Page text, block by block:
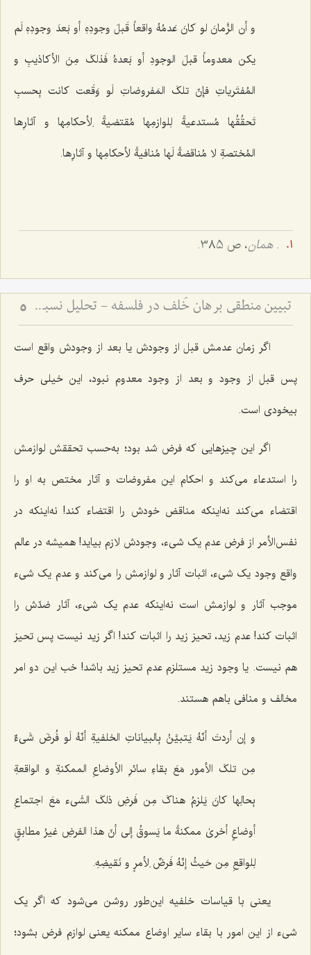
و أن الزَّمانَ لو کانَ عَدمُهُ واقعاً قَبلَ وجودِهِ أو بَعدَ وجودِهِ لَم
یکن مَعدوماً قبلَ الوجودِ أو بَعدهُ فَذلکَ مِنَ الأکاذیبِ و
المُفتَریاتِ فإنّ تلکَ المَفروضاتِ لَو وَقَعت کانت بِحسبِ
تَحقُقُها مُستدعیةً لِلوازمِها مُقتضیةً لِأحکامِها و آثارِها
المُختصةِ لا مُناقضةً لَها مُنافیةً لأحکامِها و آثارِها.
.همان، ص 385.
تبیین منطقی برهان خُلف در فلسفه - تحلیل نسبت میان فرضِ محال و اثبات واقعیت 5
اگر زمان عدمش قبل از وجودش یا بعد از وجودش واقع است
پس قبل از وجود و بعد از وجود معدوم نبود، این خیلی حرف
بیخودی است.
اگر این چیزهایى که فرض شد بود؛ به‌حسب تحققش لوازمش
را استدعاء مى‌کند و احکام این مفروضات و آثار مختص به او را
اقتضاء مى‌کند نه‌اینکه مناقض خودش را اقتضاء کند! نه‌اینکه در
نفس‌الأمر از فرض عدم یک شىء، وجودش لازم بیاید! همیشه در عالم
واقع وجود یک شىء، اثبات آثار و لوازمش را مى‌کند و عدم یک شىء
موجب آثار و لوازمش است نه‌اینکه عدم یک شىء، آثار ضدّش را
اثبات کند! عدم زید، تحیز زید را اثبات کند! اگر زید نیست پس تحیز
هم نیست. یا وجود زید مستلزم عدم تحیز زید باشد! خب این دو امر
مخالف و منافى باهم هستند.
و إن أردتَ أنّهُ یَتبیَّنُ بِالبیاناتِ الخلفیةِ أنّهُ لَو فُرضَ شَی‌ءٌ
مِن تلکَ الأمور مَعَ بقاءِ سائرِ الأوضاعِ الممکنةِ و الواقعةِ
بِحالِها کانَ یَلزمُ هناکَ مِن فَرضِ ذلکَ الشَی‌ء مَعَ اجتماعِ
أوضاعٍ أخرىٰ ممکنةً ما یَسوقُ إلى أنّ هذا الفرضِ غیرُ مطابقٍ
لِلواقعِ مِن حَیثُ إنّهُ فَرضٌ لِأمرٍ و نَقیضِهِ.
یعنی با قیاسات خلفیه این‌طور روشن مى‌شود که اگر یک
شىء از این امور با بقاء سایر اوضاع ممکنه یعنى لوازم فرض بشود؛